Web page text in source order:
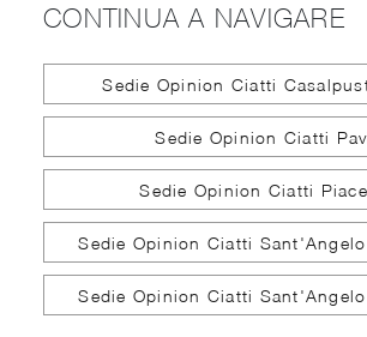
CONTINUA A NAVIGARE
Sedie Opinion Ciatti
Sedie Opinion Ciatti
Sedie Opinion Ciatti
Sedie Opinion Ciatti
Sedie Opinion Ciatti